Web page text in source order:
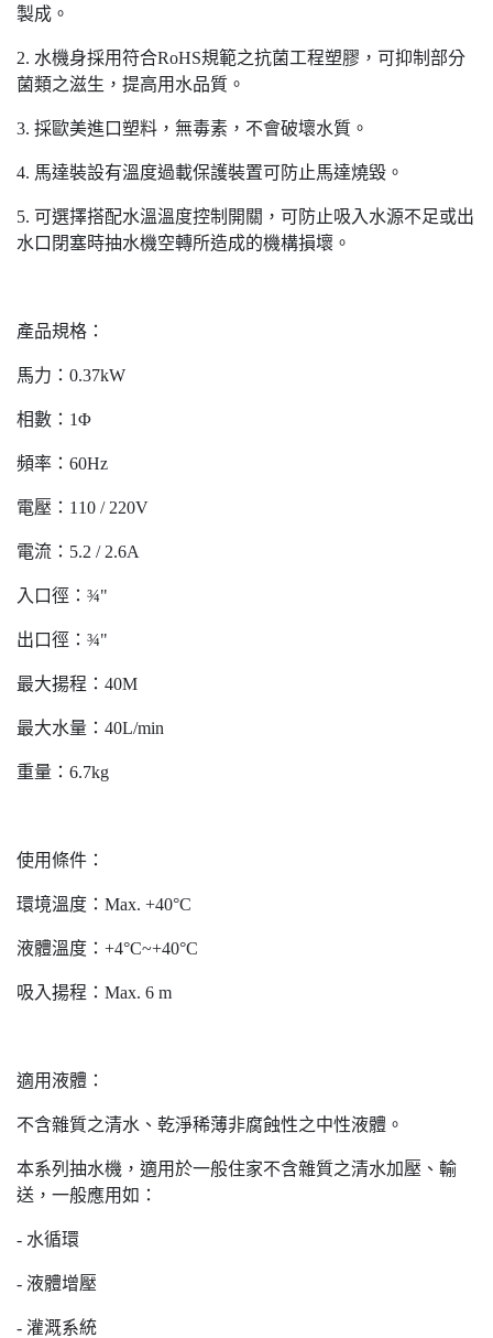
製成。
2. 水機身採用符合RoHS規範之抗菌工程塑膠，可抑制部分
菌類之滋生，提高用水品質。
3. 採歐美進口塑料，無毒素，不會破壞水質。
4. 馬達裝設有溫度過載保護裝置可防止馬達燒毀。
5. 可選擇搭配水溫溫度控制開關，可防止吸入水源不足或出
水口閉塞時抽水機空轉所造成的機構損壞。
產品規格：
馬力：0.37kW
相數：1Φ
頻率：60Hz
電壓：110 / 220V
電流：5.2 / 2.6A
入口徑：¾"
出口徑：¾"
最大揚程：40M
最大水量：40L/min
重量：6.7kg
使用條件：
環境溫度：Max. +40°C
液體溫度：+4°C~+40°C
吸入揚程：Max. 6 m
適用液體：
不含雜質之清水、乾淨稀薄非腐蝕性之中性液體。
本系列抽水機，適用於一般住家不含雜質之清水加壓、輸
送，一般應用如：
- 水循環
- 液體增壓
- 灌溉系統